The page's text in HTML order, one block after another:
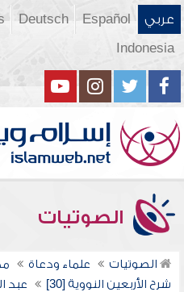
عربي Español
Deutsch
Indonesia
الصوتيات
الصوتيات علماء ودعاة
شرح الأربعين النووية [30]
عبد